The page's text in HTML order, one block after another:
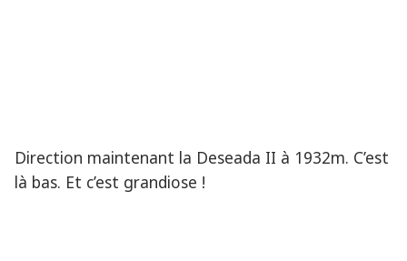
Direction maintenant la Deseada II à 1932m. C’est
là bas. Et c’est grandiose !